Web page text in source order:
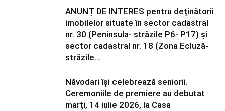
ANUNȚ DE INTERES pentru deținătorii
imobilelor situate în sector cadastral
nr. 30 (Peninsula- străzile P6- P17) și
sector cadastral nr. 18 (Zona Ecluză-
străzile...
Năvodari își celebrează seniorii.
Ceremoniile de premiere au debutat
marți, 14 iulie 2026, la Casa